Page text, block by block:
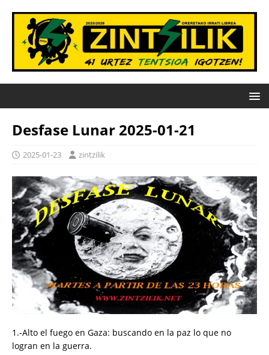
Desfase Lunar 2025-01-21
2025-01-23 zintzilik
1.-Alto el fuego en Gaza: buscando en la paz lo que no
logran en la guerra.